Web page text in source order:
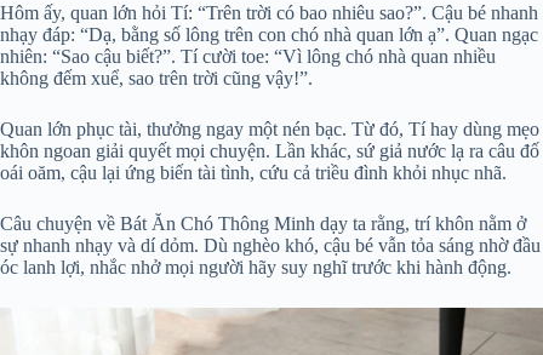
Hôm ấy, quan lớn hỏi Tí: “Trên trời có bao nhiêu sao?”. Cậu bé nhanh
nhạy đáp: “Dạ, bằng số lông trên con chó nhà quan lớn ạ”. Quan ngạc
nhiên: “Sao cậu biết?”. Tí cười toe: “Vì lông chó nhà quan nhiều
không đếm xuể, sao trên trời cũng vậy!”.
Quan lớn phục tài, thưởng ngay một nén bạc. Từ đó, Tí hay dùng mẹo
khôn ngoan giải quyết mọi chuyện. Lần khác, sứ giả nước lạ ra câu đố
oái oăm, cậu lại ứng biến tài tình, cứu cả triều đình khỏi nhục nhã.
Câu chuyện về Bát Ăn Chó Thông Minh dạy ta rằng, trí khôn nằm ở
sự nhanh nhạy và dí dỏm. Dù nghèo khó, cậu bé vẫn tỏa sáng nhờ đầu
óc lanh lợi, nhắc nhở mọi người hãy suy nghĩ trước khi hành động.